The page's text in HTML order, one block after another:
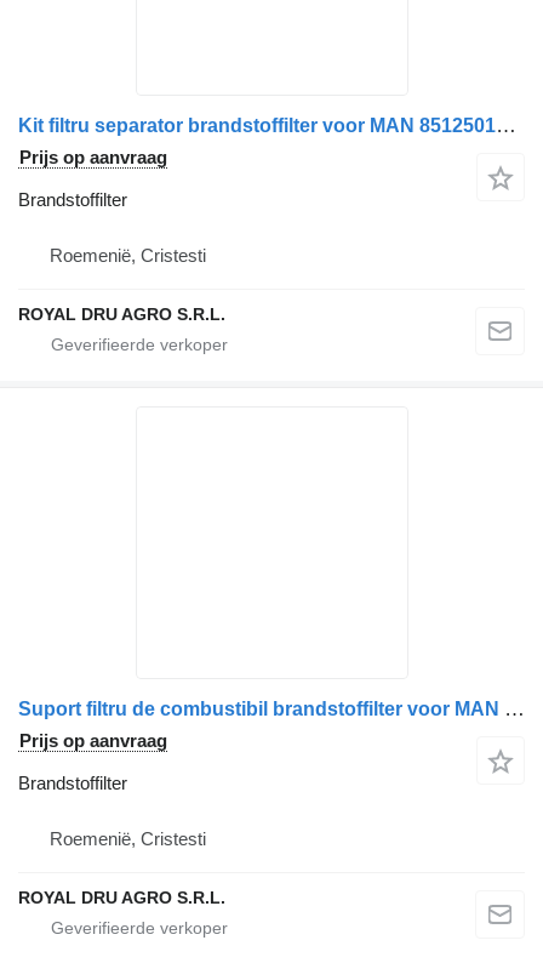
Kit filtru separator brandstoffilter voor MAN 85125016001, 85.12501-6001 vrachtwagen
Prijs op aanvraag
Brandstoffilter
Roemenië, Cristesti
ROYAL DRU AGRO S.R.L.
Suport filtru de combustibil brandstoffilter voor MAN 81125016098 / 81125016089 vrachtwagen
Prijs op aanvraag
Brandstoffilter
Roemenië, Cristesti
ROYAL DRU AGRO S.R.L.